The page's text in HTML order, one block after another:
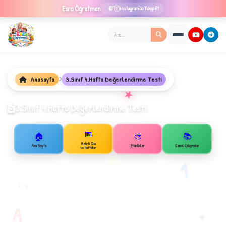
Esra Öğretmen Instagram'da Takip Et
✦
★
✧
Anasayfa 3.Sınıf 4.Hafta Değerlendirme Testi
3.Sınıf 4.Hafta Değerlendirme Testi
🏠
Ana Sayfa
📅
Belirli Gün
ve Haftalar
🎨
Etkinlikler
📚
Genel Çalışmalar